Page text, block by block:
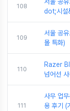
108
dot;시설
109
서울 공
몰 특화)
110
Razer
넘어선
111
사무 업
용 후기 (